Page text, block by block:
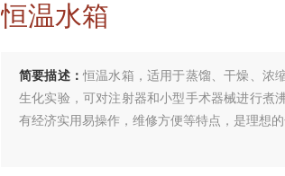
恒温水箱
简要描述：恒温水箱，适用于蒸馏、干燥、浓
生化实验，可对注射器和小型手术器械进行煮
有经济实用易操作，维修方便等特点，是理想的